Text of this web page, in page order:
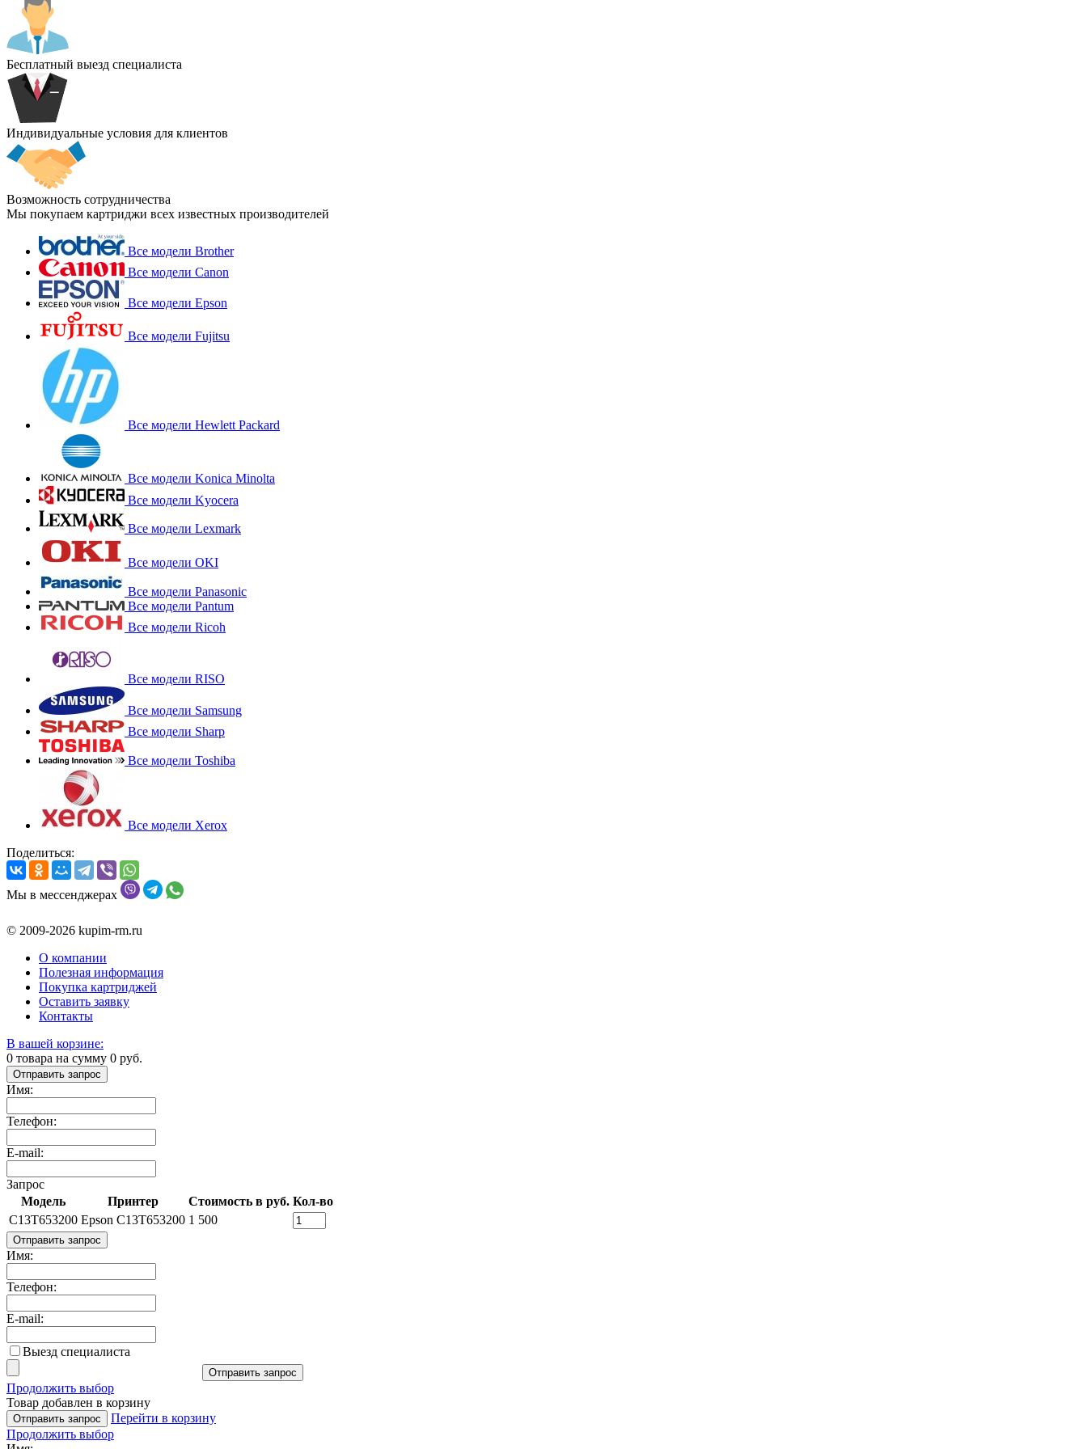
Бесплатный выезд специалиста
Индивидуальные условия для клиентов
Возможность сотрудничества
Мы покупаем картриджи всех известных производителей
Все модели Brother
Все модели Canon
Все модели Epson
Все модели Fujitsu
Все модели Hewlett Packard
Все модели Konica Minolta
Все модели Kyocera
Все модели Lexmark
Все модели OKI
Все модели Panasonic
Все модели Pantum
Все модели Ricoh
Все модели RISO
Все модели Samsung
Все модели Sharp
Все модели Toshiba
Все модели Xerox
Поделиться:
Мы в мессенджерах
© 2009-2026 kupim-rm.ru
О компании
Полезная информация
Покупка картриджей
Оставить заявку
Контакты
В вашей корзине:
0 товара на сумму 0 руб.
Отправить запрос
Имя:
Телефон:
E-mail:
Запрос
Модель
Принтер Стоимость в руб. Кол-во
C13T653200 Epson C13T653200 1 500
Отправить запрос
Имя:
Телефон:
E-mail:
Выезд специалиста
Отправить запрос
Продолжить выбор
Товар добавлен в корзину
Отправить запрос
Перейти в корзину
Продолжить выбор